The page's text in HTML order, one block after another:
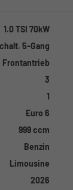
1.0 TSI 70kW
5-Gang
Frontantrieb
3
1
Euro 6
999 ccm
Benzin
Limousine
2026